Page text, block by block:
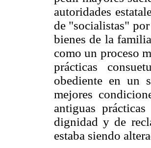
autoridades
de "socialistas"
bienes de la
como un proceso
prácticas
obediente en un
mejores
antiguas
dignidad y de
estaba siendo